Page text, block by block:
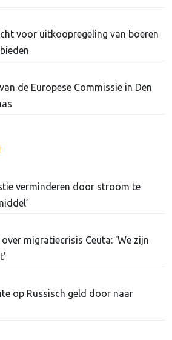
voor uitkoopregeling van boeren
de Europese Commissie in Den
verminderen door stroom te
migratiecrisis Ceuta: 'We zijn
op Russisch geld door naar